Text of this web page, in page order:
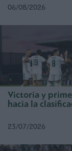
06/08/2026
Victoria y
hacia la
23/07/2026